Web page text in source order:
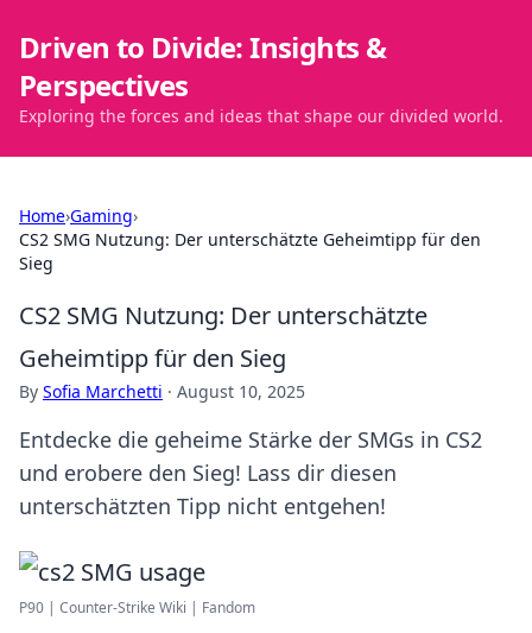
Driven to Divide: Insights &
Perspectives
Exploring the forces and ideas that shape our divided world.
Home›Gaming›
CS2 SMG Nutzung: Der unterschätzte Geheimtipp für den
Sieg
CS2 SMG Nutzung: Der unterschätzte
Geheimtipp für den Sieg
By Sofia Marchetti · August 10, 2025
Entdecke die geheime Stärke der SMGs in CS2
und erobere den Sieg! Lass dir diesen
unterschätzten Tipp nicht entgehen!
P90 | Counter-Strike Wiki | Fandom